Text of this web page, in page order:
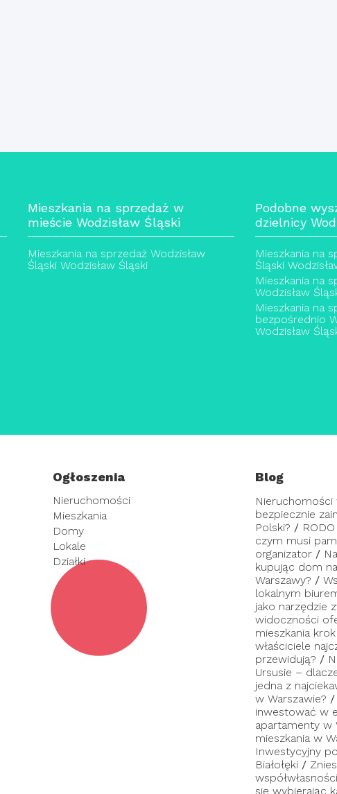
Mieszkania na sprzedaż w
mieście Wodzisław Śląski
Mieszkania na sprzedaż Wodzisław
Śląski Wodzisław Śląski
Podobne
dzielnicy
Mieszkania na
Śląski
Mieszkania na
Wodzisław
Mieszkania na
bezpośrednio
Wodzisław
Ogłoszenia
Nieruchomości
Mieszkania
Domy
Lokale
Działki
Blog
Nieruchomości
bezpiecznie
Polski? /
czym musi
organizator /
kupując dom
Warszawy? /
lokalnym
jako narzędzie
widoczności
mieszkania
właściciele
przewidują? /
Ursusie –
jedna z
w Warszawie? /
inwestować w
apartamenty w
mieszkania w
Inwestycyjny
Białołęki /
się wybierając